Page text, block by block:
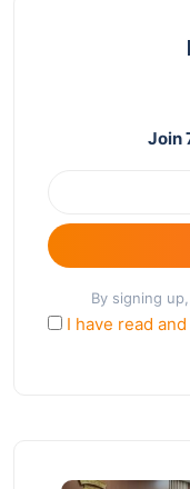
Join
By signing
I have read